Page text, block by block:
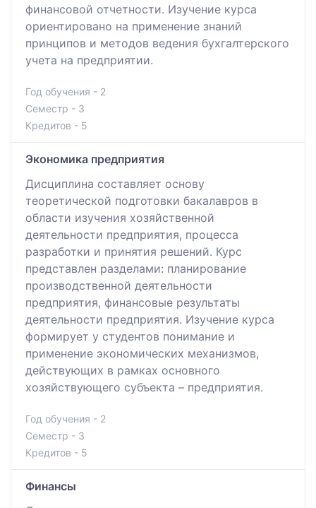
финансовой отчетности. Изучение курса
ориентировано на применение знаний
принципов и методов ведения бухгалтерского
учета на предприятии.
Год обучения - 2
Семестр - 3
Кредитов - 5
Экономика предприятия
Дисциплина составляет основу
теоретической подготовки бакалавров в
области изучения хозяйственной
деятельности предприятия, процесса
разработки и принятия решений. Курс
представлен разделами: планирование
производственной деятельности
предприятия, финансовые результаты
деятельности предприятия. Изучение курса
формирует у студентов понимание и
применение экономических механизмов,
действующих в рамках основного
хозяйствующего субъекта – предприятия.
Год обучения - 2
Семестр - 3
Кредитов - 5
Финансы